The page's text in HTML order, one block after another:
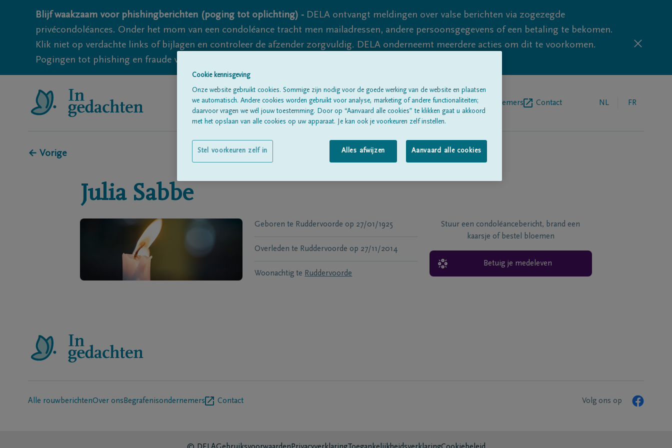
Blijf waakzaam voor phishingberichten (poging tot oplichting) - DELA ontvangt meldingen over valse berichten via zogezegde
privécondoléances. Onder het mom van een condoléance tracht men mailadressen, andere persoonsgegevens of een betaling te bekomen.
Klik niet op verdachte links of bijlagen en controleer de afzender zorgvuldig. DELA onderneemt meerdere acties om dit te voorkomen.
Pogingen tot phishing en fraude vallen echter nooit volledig uit te sluiten, dus blijf waakzaam.
Alle rouwberichten Over onsBegrafenisondernemers Contact NL FR
← Vorige
Julia Sabbe
Geboren te Ruddervoorde op 27/01/1925
Overleden te Ruddervoorde op 27/11/2014
Woonachtig te Ruddervoorde
Stuur een condoléancebericht, brand een
kaarsje of bestel bloemen
Betuig je medeleven
Alle rouwberichtenOver ons Begrafenisondernemers Contact Volg ons op
Cookie kennisgeving
Onze website gebruikt cookies. Sommige zijn nodig voor de goede werking van de website en plaatsen
we automatisch. Andere cookies worden gebruikt voor analyse, marketing of andere functionaliteiten;
daarvoor vragen we wél jouw toestemming. Door op “Aanvaard alle cookies” te klikken gaat u akkoord
met het opslaan van alle cookies op uw apparaat. Je kan ook je voorkeuren zelf instellen.
Alles afwijzen Aanvaard alle cookies
Stel voorkeuren zelf in